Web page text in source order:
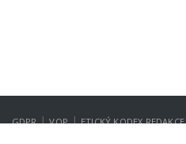
GDPR | VOP | ETICKÝ KODEX REDAKCE